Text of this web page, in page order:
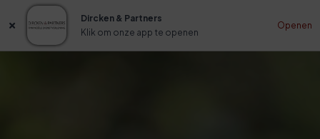
Dircken & Partners
Klik om onze app te openen
Openen